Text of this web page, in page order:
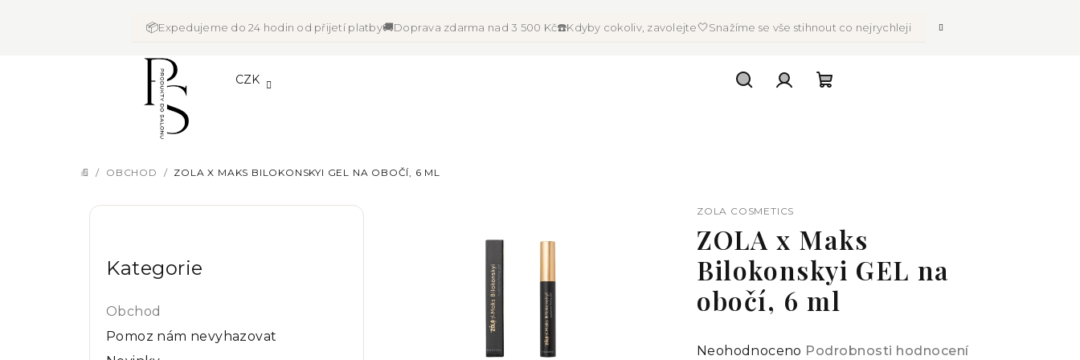
📦Expedujeme do 24 hodin od přijetí platby🚚Doprava zdarma nad 3 500 Kč☎️Kdyby cokoliv, zavolejte🤍Snažíme se vše stihnout co nejrychleji
CZK
DOMŮ
/ OBCHOD / ZOLA X MAKS BILOKONSKYI GEL NA OBOČÍ, 6 ML
Kategorie
Obchod
Pomoz nám nevyhazovat
ZOLA COSMETICS
ZOLA x Maks
Bilokonskyi GEL na
obočí, 6 ml
Průměrné
Neohodnoceno Podrobnosti hodnocení